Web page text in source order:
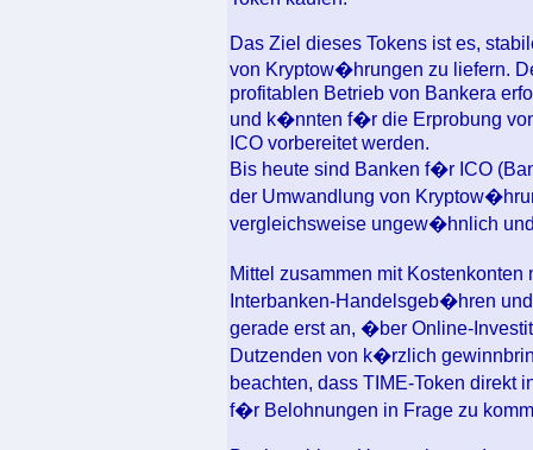
Das Ziel dieses Tokens ist es,
von Kryptow�hrungen zu liefern.
profitablen Betrieb von Bankera
und k�nnten f�r die Erprobung
ICO vorbereitet werden.
Bis heute sind Banken f�r ICO
der Umwandlung von
vergleichsweise ungew�hnlich
Mittel zusammen mit
Interbanken-Handelsgeb�hren
gerade erst an, �ber Online-
Dutzenden von k�rzlich
beachten, dass TIME-Token direkt
f�r Belohnungen in Frage zu